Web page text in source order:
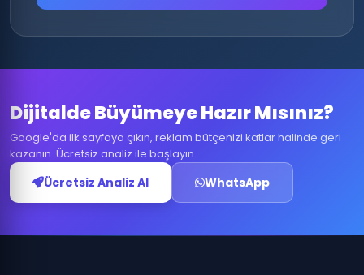
Dijitalde Büyümeye Hazır Mısınız?
Google'da ilk sayfaya çıkın, reklam bütçenizi katlar halinde geri
kazanın. Ücretsiz analiz ile başlayın.
Ücretsiz Analiz Al WhatsApp